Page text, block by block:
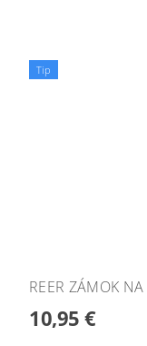
Tip
REER ZÁMOK
10,95 €